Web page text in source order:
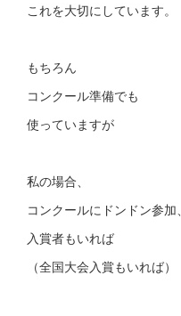
これを大切にしています。
もちろん
コンクール準備でも
使っていますが
私の場合、
コンクールにドンドン参加、
入賞者もいれば
（全国大会入賞もいれば）